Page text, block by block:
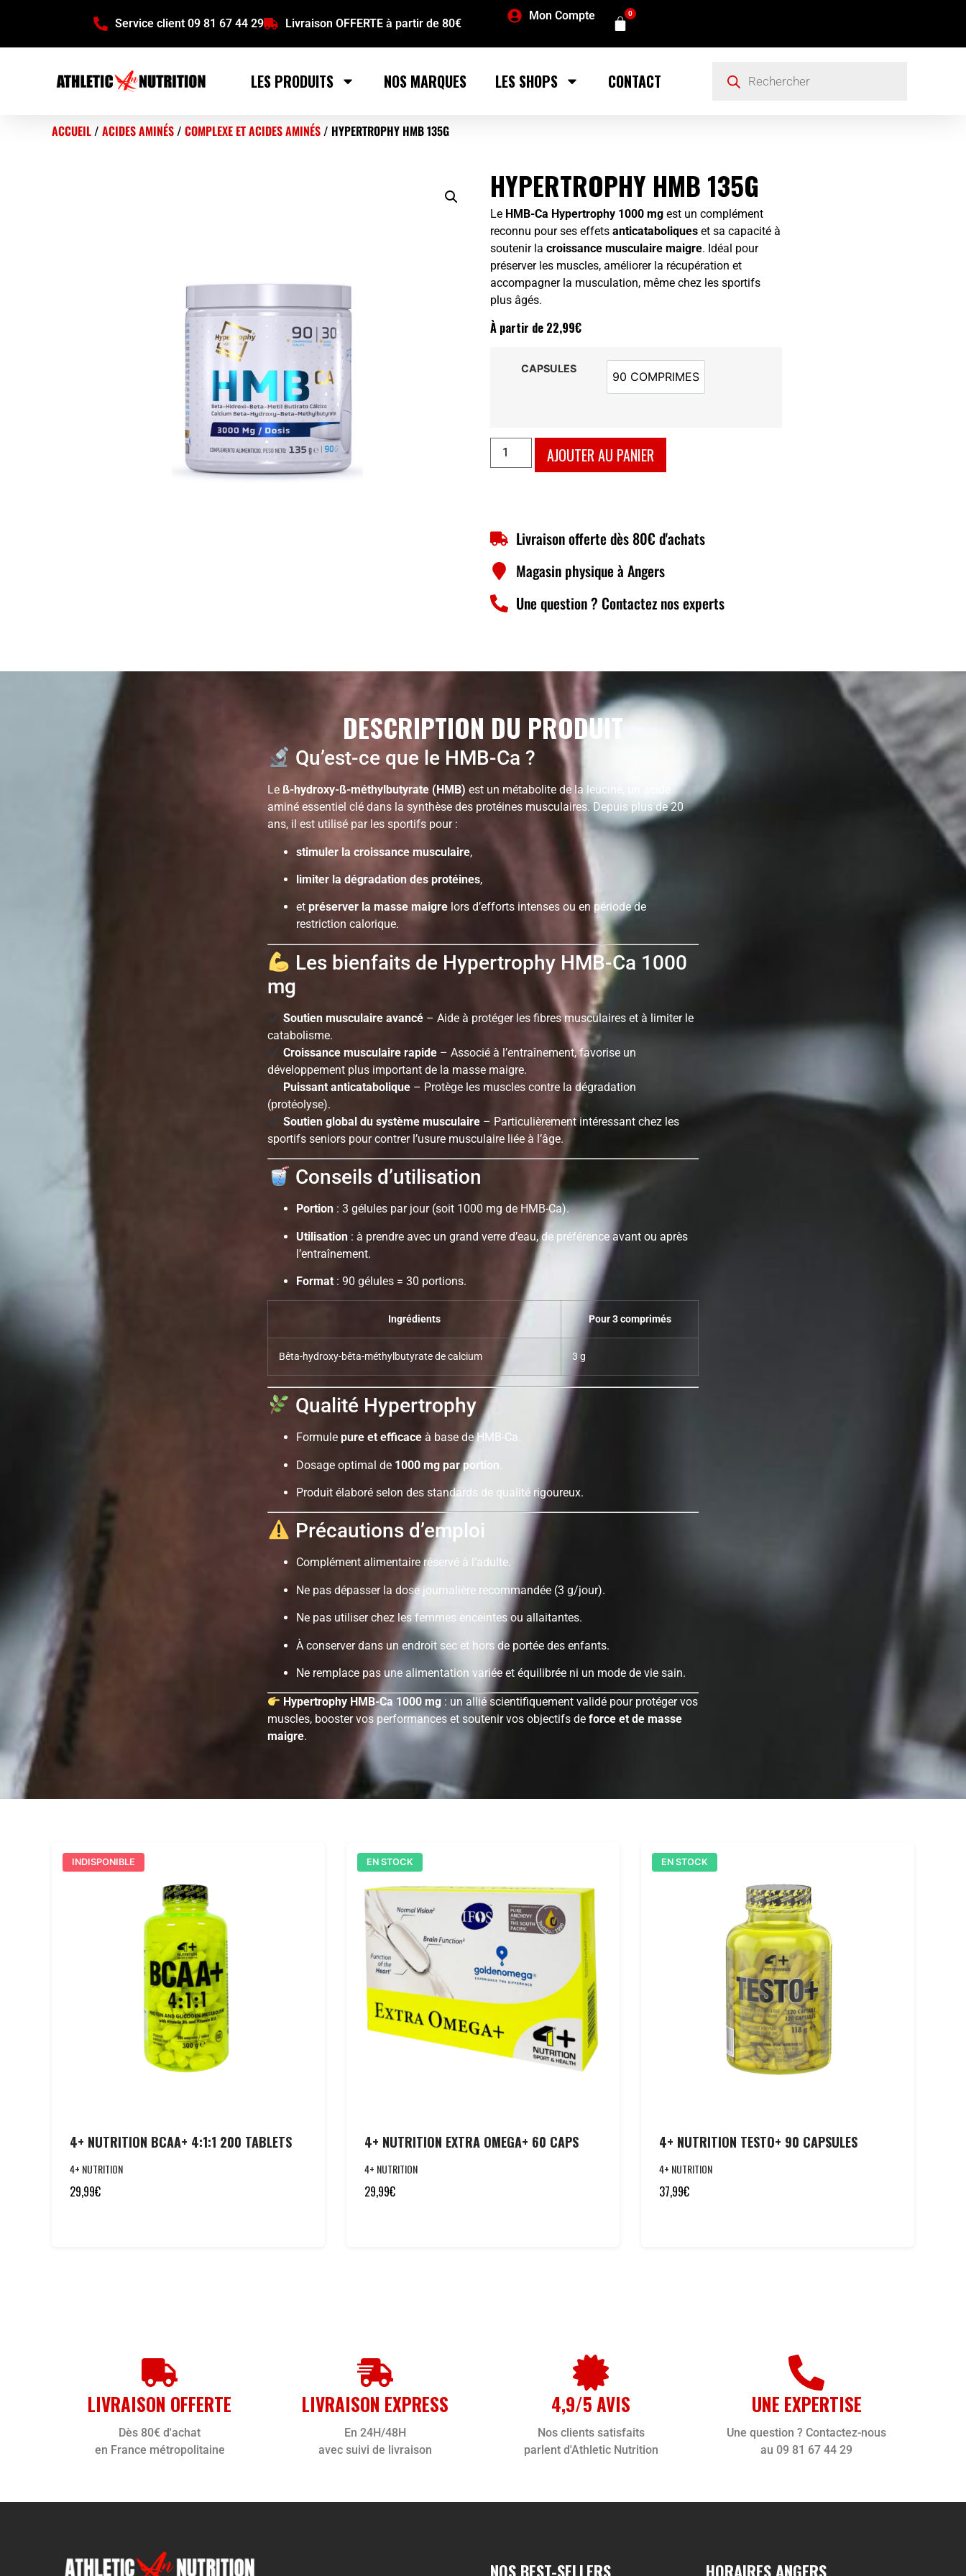
Service client 09 81 67 44 29 Livraison OFFERTE à partir de 80€
Mon Compte 0
LES PRODUITS NOS MARQUES LES SHOPS CONTACT
ACCUEIL/ ACIDES AMINÉS/ COMPLEXE ET ACIDES AMINÉS/ HYPERTROPHY HMB 135G
HYPERTROPHY HMB 135G
Le HMB-Ca Hypertrophy 1000 mg est un complément
reconnu pour ses effets anticataboliques et sa capacité à
soutenir la croissance musculaire maigre. Idéal pour
préserver les muscles, améliorer la récupération et
accompagner la musculation, même chez les sportifs
plus âgés.
À partir de 22,99€
CAPSULES
90 COMPRIMES
90 COMPRIMES
AJOUTER AU PANIER
Livraison offerte dès 80€ d'achats
Magasin physique à Angers
Une question ? Contactez nos experts
DESCRIPTION DU PRODUIT
Qu’est-ce que le HMB-Ca ?
Le ß-hydroxy-ß-méthylbutyrate (HMB) est un métabolite de la leucine, un acide
aminé essentiel clé dans la synthèse des protéines musculaires. Depuis plus de 20
ans, il est utilisé par les sportifs pour :
stimuler la croissance musculaire,
limiter la dégradation des protéines,
et préserver la masse maigre lors d’efforts intenses ou en période de
restriction calorique.
Les bienfaits de Hypertrophy HMB-Ca 1000
mg
Soutien musculaire avancé – Aide à protéger les fibres musculaires et à limiter le
catabolisme.
Croissance musculaire rapide – Associé à l’entraînement, favorise un
développement plus important de la masse maigre.
Puissant anticatabolique – Protège les muscles contre la dégradation
(protéolyse).
Soutien global du système musculaire – Particulièrement intéressant chez les
sportifs seniors pour contrer l’usure musculaire liée à l’âge.
Conseils d’utilisation
Portion : 3 gélules par jour (soit 1000 mg de HMB-Ca).
Utilisation : à prendre avec un grand verre d’eau, de préférence avant ou après
l’entraînement.
Format : 90 gélules = 30 portions.
Ingrédients Pour 3 comprimés
Bêta-hydroxy-bêta-méthylbutyrate de calcium 3 g
Qualité Hypertrophy
Formule pure et efficace à base de HMB-Ca.
Dosage optimal de 1000 mg par portion
Produit élaboré selon des standards de qualité rigoureux.
Précautions d’emploi
Complément alimentaire réservé à l’adulte.
Ne pas dépasser la dose journalière recommandée (3 g/jour).
Ne pas utiliser chez les femmes enceintes ou allaitantes.
À conserver dans un endroit sec et hors de portée des enfants.
Ne remplace pas une alimentation variée et équilibrée ni un mode de vie sain.
Hypertrophy HMB-Ca 1000 mg : un allié scientifiquement validé pour protéger vos
muscles, booster vos performances et soutenir vos objectifs de force et de masse
maigre.
INDISPONIBLE
4+ NUTRITION BCAA+ 4:1:1 200 TABLETS
4+ NUTRITION
29,99€
EN STOCK
4+ NUTRITION EXTRA OMEGA+ 60 CAPS
4+ NUTRITION
29,99€
EN STOCK
4+ NUTRITION TESTO+ 90 CAPSULES
4+ NUTRITION
37,99€
LIVRAISON OFFERTE
Dès 80€ d'achat
en France métropolitaine
LIVRAISON EXPRESS
En 24H/48H
avec suivi de livraison
4,9/5 AVIS
Nos clients satisfaits
parlent d'Athletic Nutrition
UNE EXPERTISE
Une question ? Contactez-nous
au 09 81 67 44 29
NOS BEST-SELLERS HORAIRES ANGERS